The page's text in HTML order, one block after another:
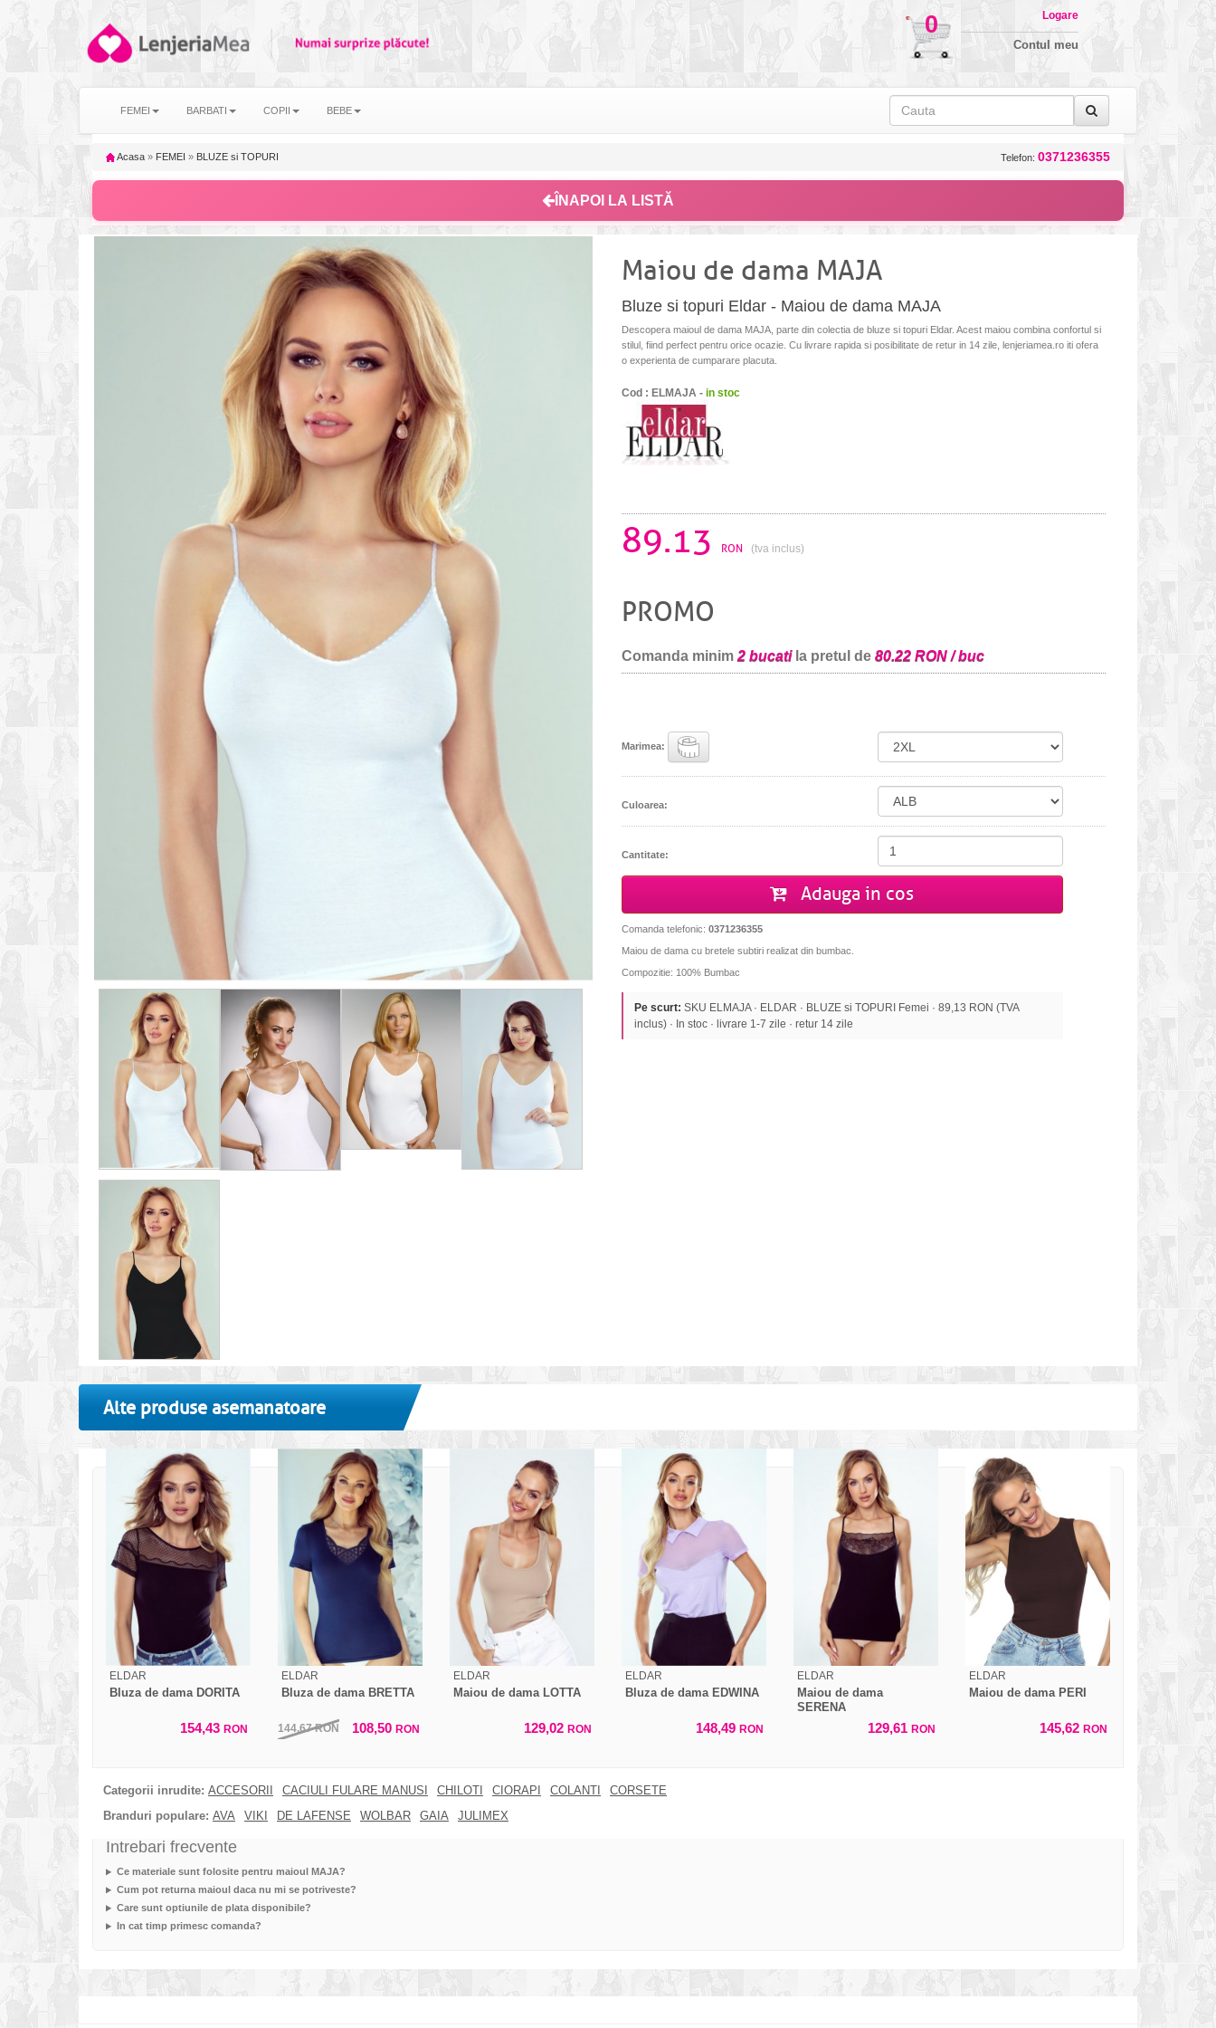
0 Logare
Contul meu
FEMEI BARBATI COPII BEBE
Acasa » FEMEI » BLUZE si TOPURI Telefon: 0371236355
ÎNAPOI LA LISTĂ
Maiou de dama MAJA
Bluze si topuri Eldar - Maiou de dama MAJA
Descopera maioul de dama MAJA, parte din colectia de bluze si topuri Eldar. Acest maiou combina confortul si
stilul, fiind perfect pentru orice ocazie. Cu livrare rapida si posibilitate de retur in 14 zile, lenjeriamea.ro iti ofera
o experienta de cumparare placuta.
Cod : ELMAJA - in stoc
89.13 RON (tva inclus)
PROMO
Comanda minim 2 bucatila pretul de 80.22 RON / buc
Marimea:
Culoarea:
Cantitate:
Adauga in cos
Comanda telefonic: 0371236355
Maiou de dama cu bretele subtiri realizat din bumbac.
Compozitie: 100% Bumbac
Pe scurt: SKU ELMAJA · ELDAR · BLUZE si TOPURI Femei · 89,13 RON (TVA
inclus) · In stoc · livrare 1-7 zile · retur 14 zile
Alte produse asemanatoare
ELDAR
Bluza de dama DORITA
154,43 RON
ELDAR
Bluza de dama BRETTA
144,67RON 108,50 RON
ELDAR
Maiou de dama LOTTA
129,02 RON
ELDAR
Bluza de dama EDWINA
148,49 RON
ELDAR
Maiou de dama
SERENA
129,61 RON
ELDAR
Maiou de dama PERI
145,62 RON
Categorii inrudite: ACCESORII CACIULI FULARE MANUSI CHILOTI CIORAPI COLANTI
CORSETE
Branduri populare: AVA VIKI DE LAFENSE WOLBAR GAIA JULIMEX
Intrebari frecvente
Ce materiale sunt folosite pentru maioul MAJA?
Cum pot returna maioul daca nu mi se potriveste?
Care sunt optiunile de plata disponibile?
In cat timp primesc comanda?